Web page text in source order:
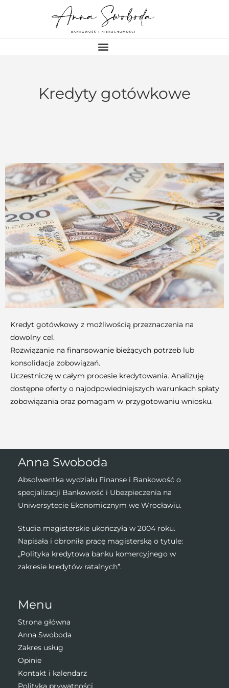
Kredyty gotówkowe
Kredyt gotówkowy z możliwością przeznaczenia na
dowolny cel.
Rozwiązanie na finansowanie bieżących potrzeb lub
konsolidacja zobowiązań.
Uczestniczę w całym procesie kredytowania. Analizuję
dostępne oferty o najodpowiedniejszych warunkach spłaty
zobowiązania oraz pomagam w przygotowaniu wniosku.
Anna Swoboda
Absolwentka wydziału Finanse i Bankowość o
specjalizacji Bankowość i Ubezpieczenia na
Uniwersytecie Ekonomicznym we Wrocławiu.
Studia magisterskie ukończyła w 2004 roku.
Napisała i obroniła pracę magisterską o tytule:
„Polityka kredytowa banku komercyjnego w
zakresie kredytów ratalnych”.
Menu
Strona główna
Anna Swoboda
Zakres usług
Opinie
Kontakt i kalendarz
Polityka prywatności